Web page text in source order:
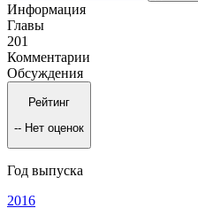
Информация
Главы
201
Комментарии
Обсуждения
Рейтинг
-- Нет оценок
Год выпуска
2016